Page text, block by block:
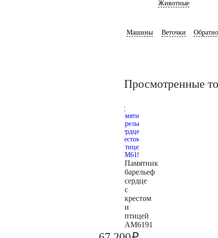
Животные
Машины Веточки
Просмотренные
Памятник
барельеф
сердце
с
крестом
и
птицей
AM6191